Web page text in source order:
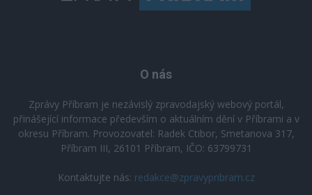
O nás
Zprávy Příbram je nezávislý zpravodajský webový portál,
přinášející informace především o aktuálním dění v Příbrami a v
okresu Příbram. Provozovatel: Radek Ctibor, Smetanova 317,
Příbram III, 26101 Příbram, IČO: 63799731
Kontaktujte nás: redakce@zpravypribram.cz